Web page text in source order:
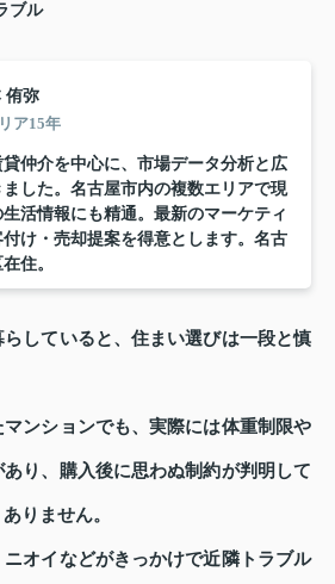
ブル
侑弥
ア15年
仲介を中心に、市場データ分析と広
した。名古屋市内の複数エリアで現
活情報にも精通。最新のマーケティ
け・売却提案を得意とします。名古
住。
していると、住まい選びは一段と慎
ンションでも、実際には体重制限や
り、購入後に思わぬ制約が判明して
りません。
ニオイなどがきっかけで近隣トラブル